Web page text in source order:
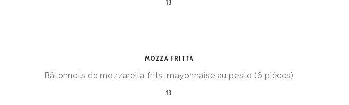
13
MOZZA FRITTA
Bâtonnets de mozzarella frits, mayonnaise au pesto (6 pièces)
13